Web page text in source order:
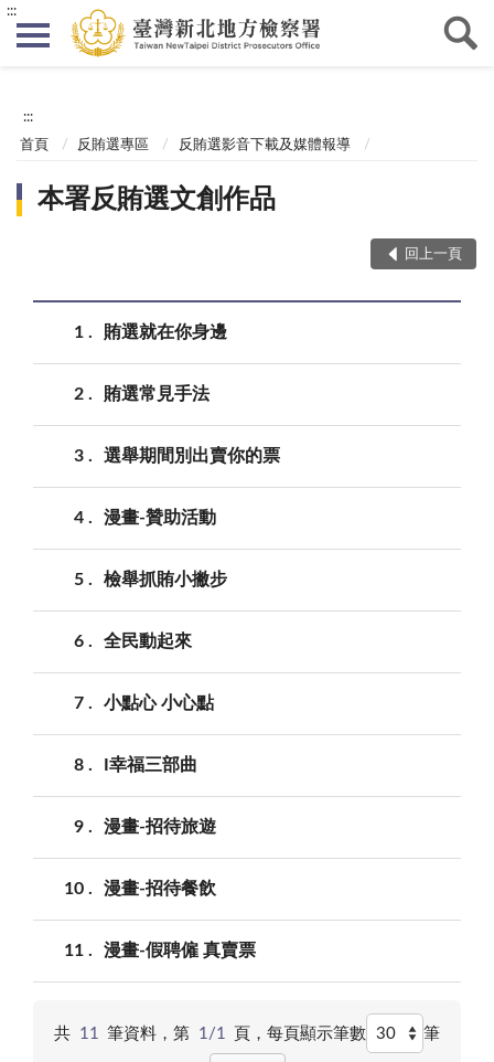
:::
:::
首頁 反賄選專區 反賄選影音下載及媒體報導
本署反賄選文創作品
回上一頁
1 賄選就在你身邊
2 賄選常見手法
3 選舉期間別出賣你的票
4 漫畫-贊助活動
5 檢舉抓賄小撇步
6 全民動起來
7 小點心 小心點
8 I幸福三部曲
9 漫畫-招待旅遊
10 漫畫-招待餐飲
11 漫畫-假聘僱 真賣票
共 11 筆資料，第 1/1 頁，每頁顯示筆數 筆